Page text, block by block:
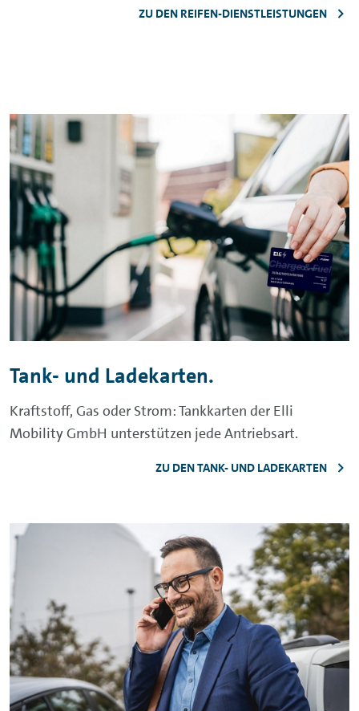
ZU DEN REIFEN-DIENSTLEISTUNGEN
Tank- und Ladekarten.
Kraftstoff, Gas oder Strom: Tankkarten der Elli
Mobility GmbH unterstützen jede Antriebsart.
ZU DEN TANK- UND LADEKARTEN